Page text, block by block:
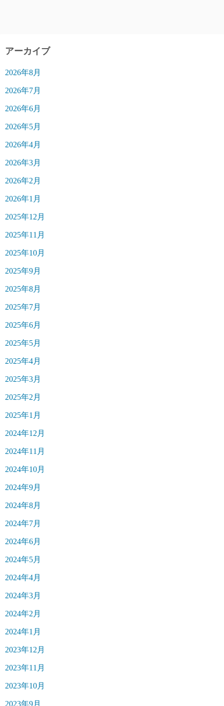
アーカイブ
2026年8月
2026年7月
2026年6月
2026年5月
2026年4月
2026年3月
2026年2月
2026年1月
2025年12月
2025年11月
2025年10月
2025年9月
2025年8月
2025年7月
2025年6月
2025年5月
2025年4月
2025年3月
2025年2月
2025年1月
2024年12月
2024年11月
2024年10月
2024年9月
2024年8月
2024年7月
2024年6月
2024年5月
2024年4月
2024年3月
2024年2月
2024年1月
2023年12月
2023年11月
2023年10月
2023年9月